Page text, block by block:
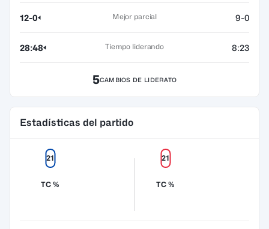
12-0 Mejor parcial 9-0
28:48 Tiempo liderando 8:23
5CAMBIOS DE LIDERATO
Estadísticas del partido
TC %
21
TC %
21